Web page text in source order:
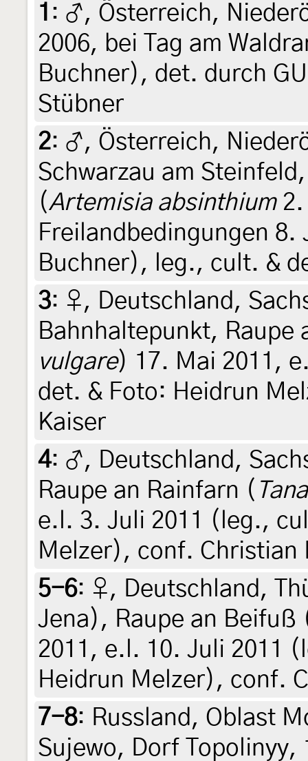
1 : ♂, Österreich,
2006, bei Tag am
Buchner), det. durch
Stübner
2: ♂, Österreich,
Schwarzau am
(Artemisia absinthium2.
Freilandbedingungen
Buchner), leg., cult. &
3: ♀, Deutschland,
Bahnhaltepunkt, Raupe
vulgare) 17. Mai 2011,
det. & Foto: Heidrun
Kaiser
4: ♂, Deutschland,
Raupe an Rainfarn (
e.l. 3. Juli 2011 (leg.,
Melzer), conf. Christian
5-6: ♀, Deutschland,
Jena), Raupe an Beifuß
2011, e.l. 10. Juli 2011
Heidrun Melzer), conf.
7-8: Russland, Oblast
Sujewo, Dorf Topolinyy,